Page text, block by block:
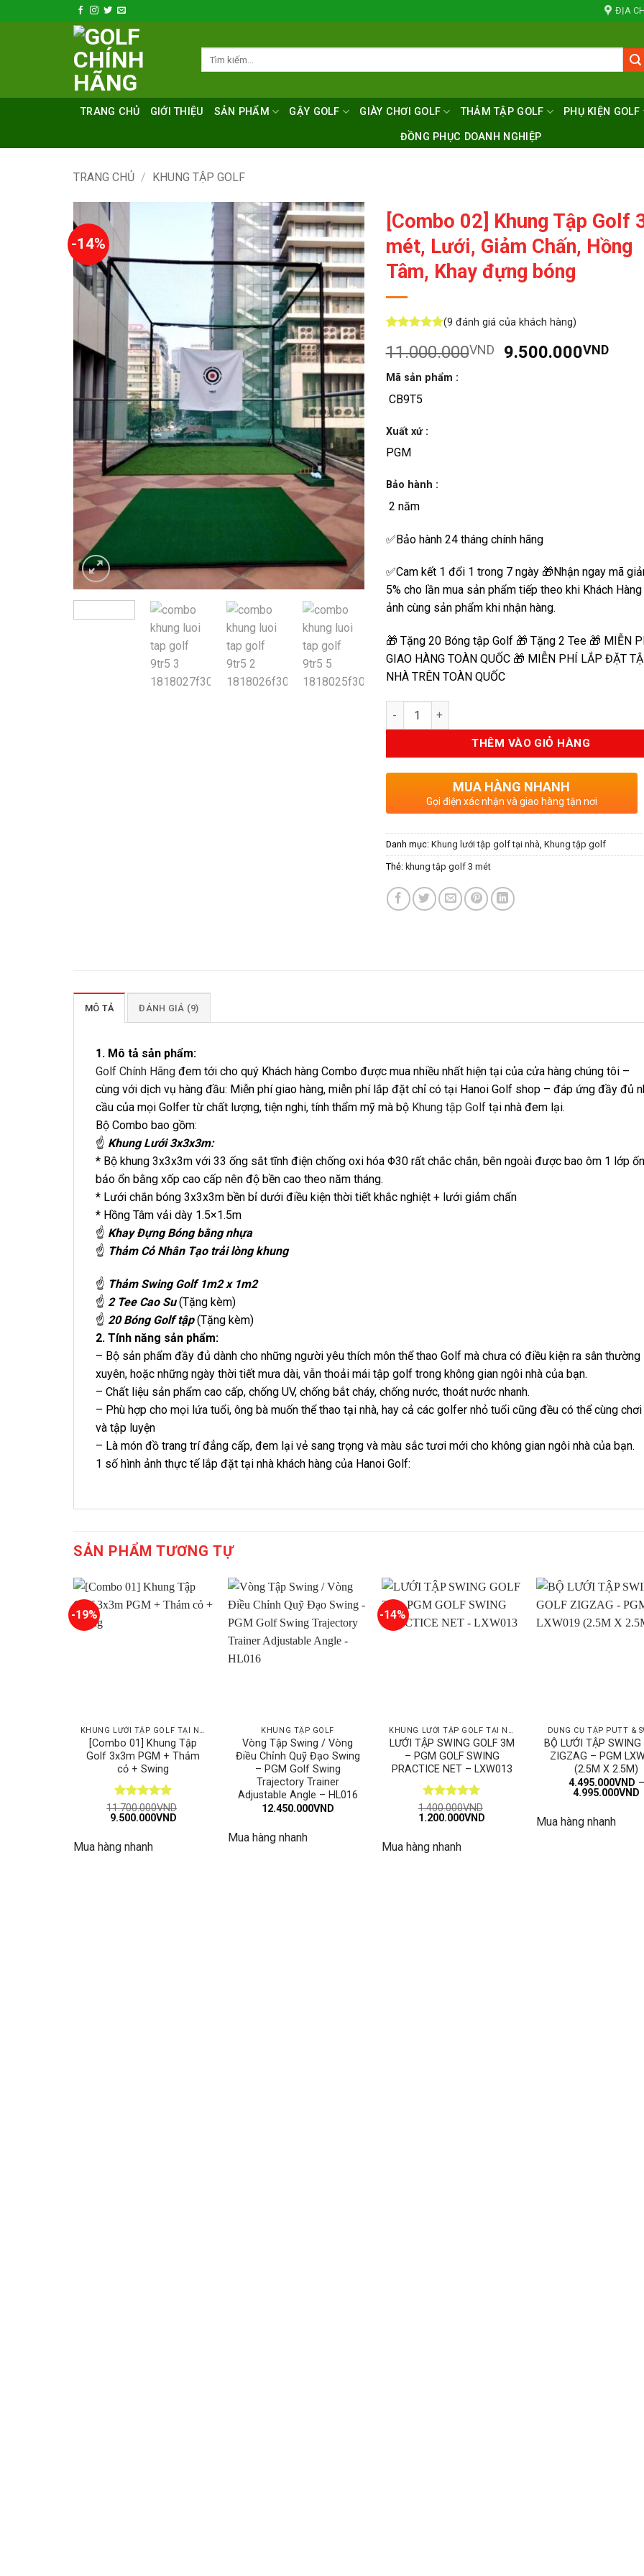
qua
ĐỊA
TRANG CHỦ GIỚI THIỆU SẢN PHẨM GẬY GOLF GIÀY CHƠI GOLF THẢM TẬP GOLF PHỤ KIỆN GOLF
ĐỒNG PHỤC DOANH NGHIỆP
TRANG CHỦ / KHUNG TẬP GOLF
-14%
[Combo 02] Khung Tập Golf
mét, Lưới, Giảm Chấn, Hồng
Tâm, Khay đựng bóng
dựa trên
đánh giá
(9 đánh giá của khách hàng)
11.000.000VND
Giá
9.500.000VNDGiá
Mã sản phẩm :
CB9T5
Xuất xứ :
PGM
Bảo hành :
2 năm
✅Bảo hành 24 tháng chính hãng
✅Cam kết 1 đổi 1 trong 7 ngày 🎁Nhận ngay mã
5% cho lần mua sản phẩm tiếp theo khi Khách
ảnh cùng sản phẩm khi nhận hàng.
🎁 Tặng 20 Bóng tập Golf 🎁 Tặng 2 Tee 🎁 MIỄN
GIAO HÀNG TOÀN QUỐC 🎁 MIỄN PHÍ LẮP ĐẶT
NHÀ TRÊN TOÀN QUỐC
Số lượng
THÊM VÀO GIỎ HÀNG
MUA HÀNG NHANH
Gọi điện xác nhận và giao hàng tận nơi
Danh mục: Khung lưới tập golf tại nhà Khung tập golf
Thẻ: khung tập golf 3 mét
MÔ TẢ ĐÁNH GIÁ (9)
1. Mô tả sản phẩm:
Golf Chính Hãng đem tới cho quý Khách hàng Combo được mua nhiều nhất hiện tại của cửa hàng chúng tôi –
cùng với dịch vụ hàng đầu: Miễn phí giao hàng, miễn phí lắp đặt chỉ có tại Hanoi Golf shop – đáp ứng đầy đủ
cầu của mọi Golfer từ chất lượng, tiện nghi, tính thẩm mỹ mà bộ Khung tập Golf tại nhà đem lại.
Bộ Combo bao gồm:
☝ Khung Lưới 3x3x3m:
* Bộ khung 3x3x3m với 33 ống sắt tĩnh điện chống oxi hóa Φ30 rất chắc chắn, bên ngoài được bao ôm 1 lớp
bảo ổn bằng xốp cao cấp nên độ bền cao theo năm tháng.
* Lưới chắn bóng 3x3x3m bền bỉ dưới điều kiện thời tiết khắc nghiệt + lưới giảm chấn
* Hồng Tâm vải dày 1.5×1.5m
☝ Khay Đựng Bóng bằng nhựa
☝ Thảm Cỏ Nhân Tạo trải lòng khung
☝ Thảm Swing Golf 1m2 x 1m2
☝ 2 Tee Cao Su (Tặng kèm)
☝ 20 Bóng Golf tập(Tặng kèm)
2. Tính năng sản phẩm:
– Bộ sản phẩm đầy đủ dành cho những người yêu thích môn thể thao Golf mà chưa có điều kiện ra sân thường
xuyên, hoặc những ngày thời tiết mưa dài, vẫn thoải mái tập golf trong không gian ngôi nhà của bạn.
– Chất liệu sản phẩm cao cấp, chống UV, chống bắt cháy, chống nước, thoát nước nhanh.
– Phù hợp cho mọi lứa tuổi, ông bà muốn thể thao tại nhà, hay cả các golfer nhỏ tuổi cũng đều có thể cùng chơi
và tập luyện
– Là món đồ trang trí đẳng cấp, đem lại vẻ sang trọng và màu sắc tươi mới cho không gian ngôi nhà của bạn.
1 số hình ảnh thực tế lắp đặt tại nhà khách hàng của Hanoi Golf:
SẢN PHẨM TƯƠNG TỰ
-19%
KHUNG LƯỚI TẬP GOLF TẠI NHÀ
[Combo 01] Khung Tập
Golf 3x3m PGM + Thảm
cỏ + Swing
Được xếp
hạng55
11.700.000VND
Giá
11.700.000VND.
9.500.000VNDGiá
Mua hàng nhanh
KHUNG TẬP GOLF
Vòng Tập Swing / Vòng
Điều Chỉnh Quỹ Đạo Swing
– PGM Golf Swing
Trajectory Trainer
Adjustable Angle – HL016
12.450.000VND
Mua hàng nhanh
-14%
KHUNG LƯỚI TẬP GOLF TẠI NHÀ
LƯỚI TẬP SWING GOLF 3M
– PGM GOLF SWING
PRACTICE NET – LXW013
Được xếp
hạng55
1.400.000VND
Giá
1.400.000VND.
1.200.000VND
Mua hàng nhanh
DỤNG CỤ TẬP PUTT &
BỘ LƯỚI TẬP SWING
ZIGZAG – PGM
(2.5M X 2.5M)
4.495.000VND –
4.995.000VND
Mua hàng nhanh